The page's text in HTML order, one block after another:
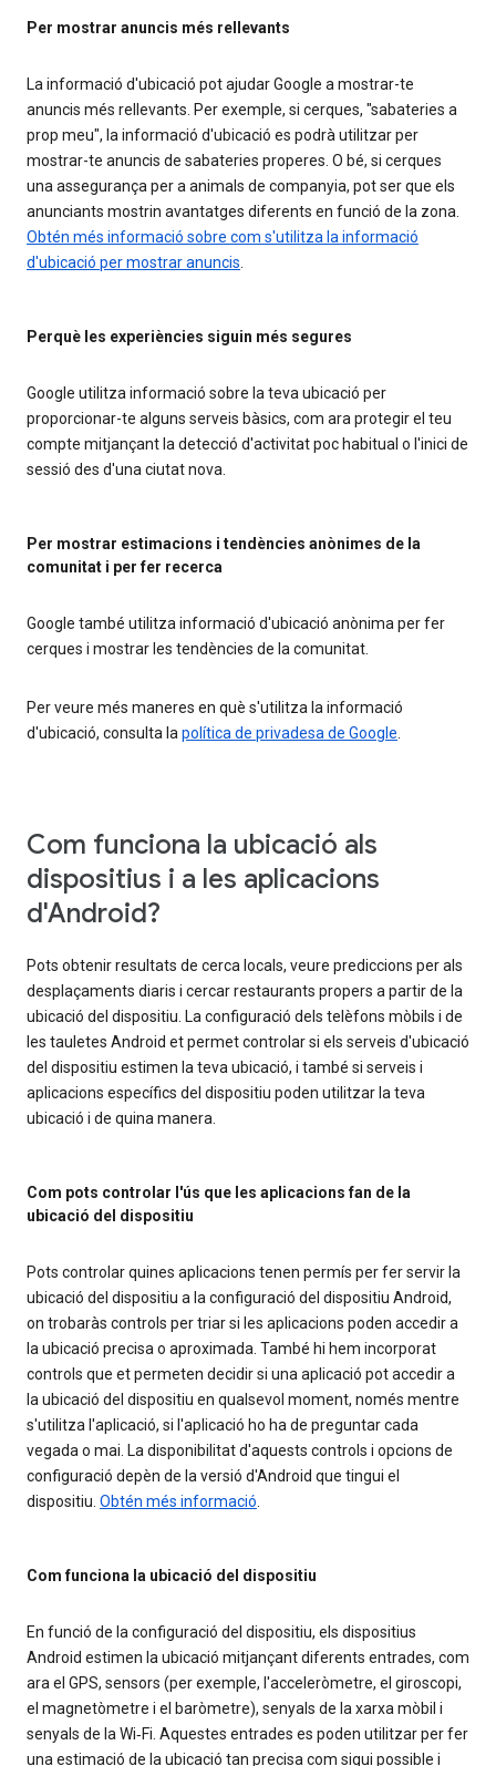
Per mostrar anuncis més rellevants
La informació d'ubicació pot ajudar Google a mostrar-te
anuncis més rellevants. Per exemple, si cerques, "sabateries a
prop meu", la informació d'ubicació es podrà utilitzar per
mostrar-te anuncis de sabateries properes. O bé, si cerques
una assegurança per a animals de companyia, pot ser que els
anunciants mostrin avantatges diferents en funció de la zona.
Obtén més informació sobre com s'utilitza la informació
d'ubicació per mostrar anuncis
Perquè les experiències siguin més segures
Google utilitza informació sobre la teva ubicació per
proporcionar-te alguns serveis bàsics, com ara protegir el teu
compte mitjançant la detecció d'activitat poc habitual o l'inici de
sessió des d'una ciutat nova.
Per mostrar estimacions i tendències anònimes de la
comunitat i per fer recerca
Google també utilitza informació d'ubicació anònima per fer
cerques i mostrar les tendències de la comunitat.
Per veure més maneres en què s'utilitza la informació
d'ubicació, consulta la política de privadesa de Google
Com funciona la ubicació als
dispositius i a les aplicacions
d'Android?
Pots obtenir resultats de cerca locals, veure prediccions per als
desplaçaments diaris i cercar restaurants propers a partir de la
ubicació del dispositiu. La configuració dels telèfons mòbils i de
les tauletes Android et permet controlar si els serveis d'ubicació
del dispositiu estimen la teva ubicació, i també si serveis i
aplicacions específics del dispositiu poden utilitzar la teva
ubicació i de quina manera.
Com pots controlar l'ús que les aplicacions fan de la
ubicació del dispositiu
Pots controlar quines aplicacions tenen permís per fer servir la
ubicació del dispositiu a la configuració del dispositiu Android,
on trobaràs controls per triar si les aplicacions poden accedir a
la ubicació precisa o aproximada. També hi hem incorporat
controls que et permeten decidir si una aplicació pot accedir a
la ubicació del dispositiu en qualsevol moment, només mentre
s'utilitza l'aplicació, si l'aplicació ho ha de preguntar cada
vegada o mai. La disponibilitat d'aquests controls i opcions de
configuració depèn de la versió d'Android que tingui el
dispositiu. Obtén més informació
Com funciona la ubicació del dispositiu
En funció de la configuració del dispositiu, els dispositius
Android estimen la ubicació mitjançant diferents entrades, com
ara el GPS, sensors (per exemple, l'acceleròmetre, el giroscopi,
el magnetòmetre i el baròmetre), senyals de la xarxa mòbil i
senyals de la Wi‑Fi. Aquestes entrades es poden utilitzar per fer
una estimació de la ubicació tan precisa com sigui possible i